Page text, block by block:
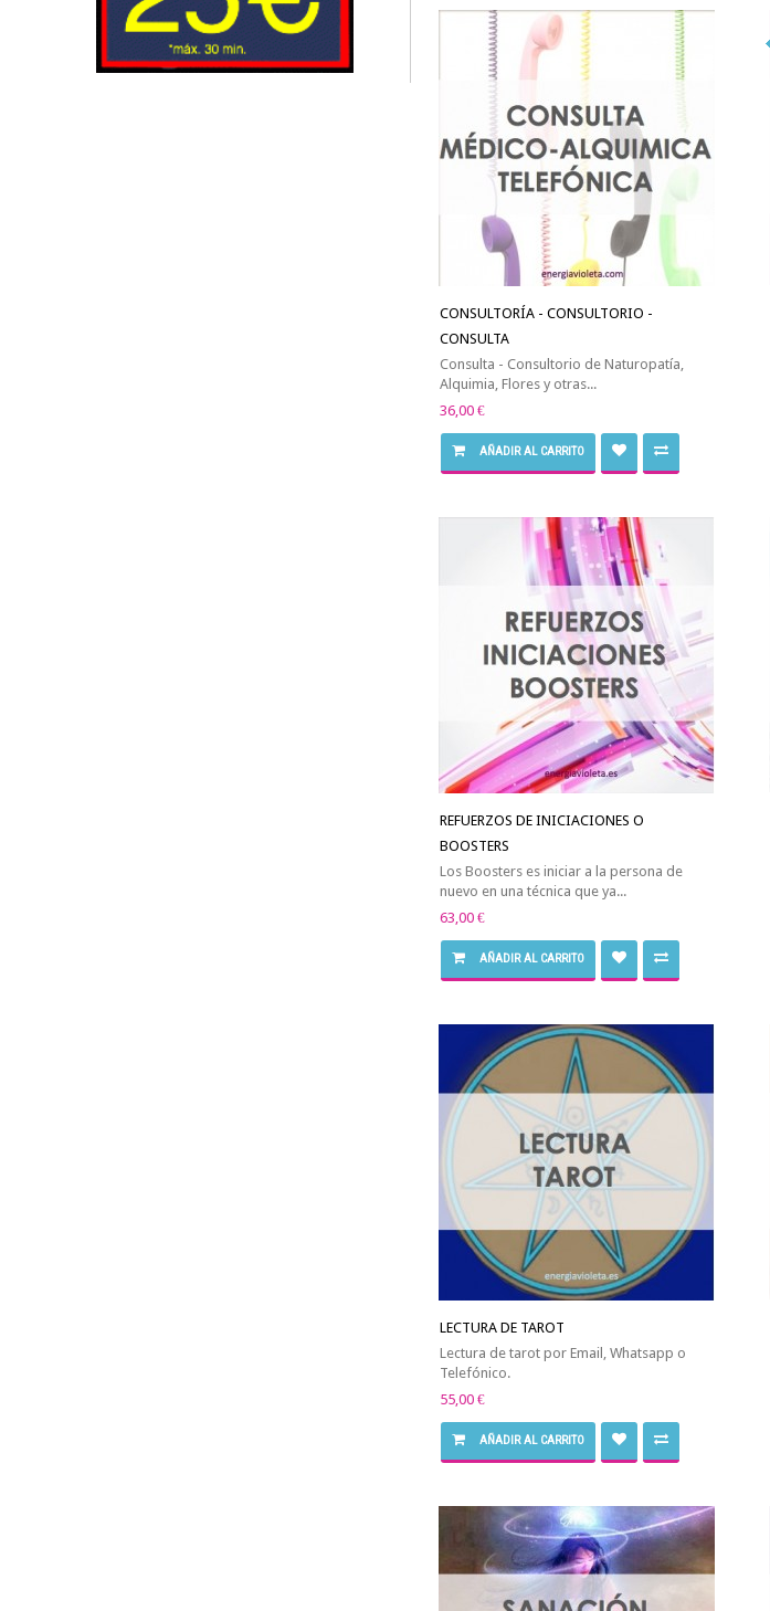
CONSULTORÍA - CONSULTORIO -
CONSULTA
Consulta - Consultorio de Naturopatía,
Alquimia, Flores y otras...
36,00 €
AÑADIR AL CARRITO
REFUERZOS DE INICIACIONES O
BOOSTERS
Los Boosters es iniciar a la persona de
nuevo en una técnica que ya...
63,00 €
AÑADIR AL CARRITO
LECTURA DE TAROT
Lectura de tarot por Email, Whatsapp o
Telefónico.
55,00 €
AÑADIR AL CARRITO